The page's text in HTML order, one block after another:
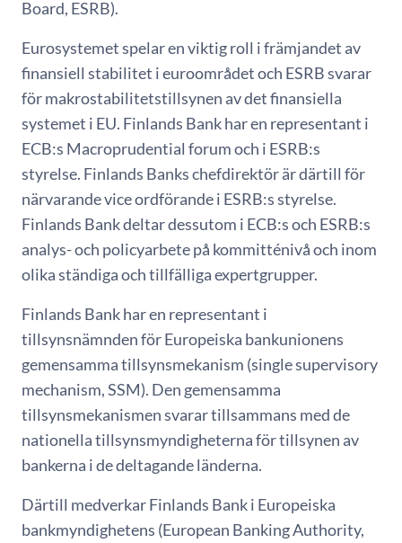
Board, ESRB).
Eurosystemet spelar en viktig roll i främjandet av
finansiell stabilitet i euroområdet och ESRB svarar
för makrostabilitetstillsynen av det finansiella
systemet i EU. Finlands Bank har en representant i
ECB:s Macroprudential forum och i ESRB:s
styrelse. Finlands Banks chefdirektör är därtill för
närvarande vice ordförande i ESRB:s styrelse.
Finlands Bank deltar dessutom i ECB:s och ESRB:s
analys- och policyarbete på kommitténivå och inom
olika ständiga och tillfälliga expertgrupper.
Finlands Bank har en representant i
tillsynsnämnden för Europeiska bankunionens
gemensamma tillsynsmekanism (single supervisory
mechanism, SSM). Den gemensamma
tillsynsmekanismen svarar tillsammans med de
nationella tillsynsmyndigheterna för tillsynen av
bankerna i de deltagande länderna.
Därtill medverkar Finlands Bank i Europeiska
bankmyndighetens (European Banking Authority,